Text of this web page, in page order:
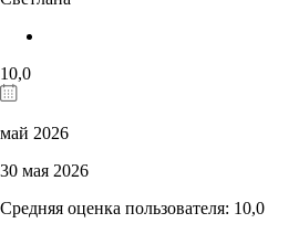
10,0
май 2026
30 мая 2026
Средняя оценка пользователя: 10,0